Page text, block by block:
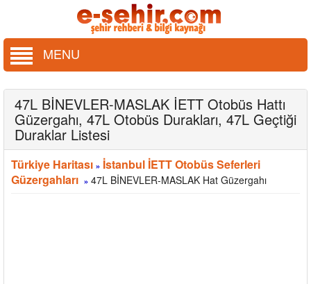
MENU
47L BİNEVLER-MASLAK İETT Otobüs Hattı
Güzergahı, 47L Otobüs Durakları, 47L Geçtiği
Duraklar Listesi
Türkiye Haritası » İstanbul İETT Otobüs Seferleri
Güzergahları » 47L BİNEVLER-MASLAK Hat Güzergahı